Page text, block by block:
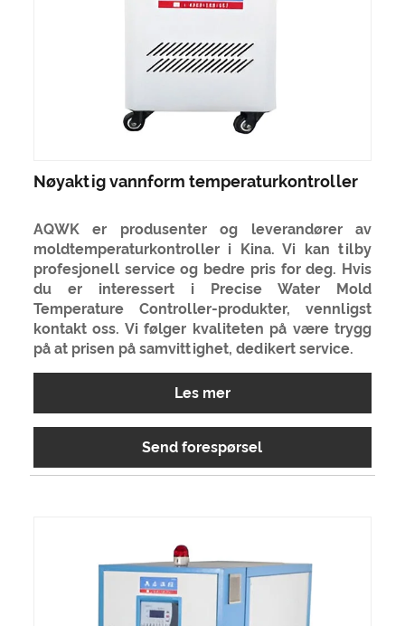
Nøyaktig vannform temperaturkontroller
AQWK er produsenter og leverandører av
moldtemperaturkontroller i Kina. Vi kan tilby
profesjonell service og bedre pris for deg. Hvis
du er interessert i Precise Water Mold
Temperature Controller-produkter, vennligst
kontakt oss. Vi følger kvaliteten på være trygg
på at prisen på samvittighet, dedikert service.
Les mer
Send forespørsel